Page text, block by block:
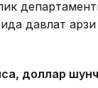
давлат
доллар